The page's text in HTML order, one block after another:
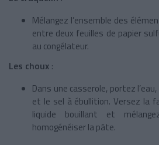
Mélangez l’ensemble des
entre deux feuilles de papier
au congélateur.
Les choux :
Dans une casserole, portez l’eau,
et le sel à ébullition. Versez la
liquide bouillant et
homogénéiser la pâte.